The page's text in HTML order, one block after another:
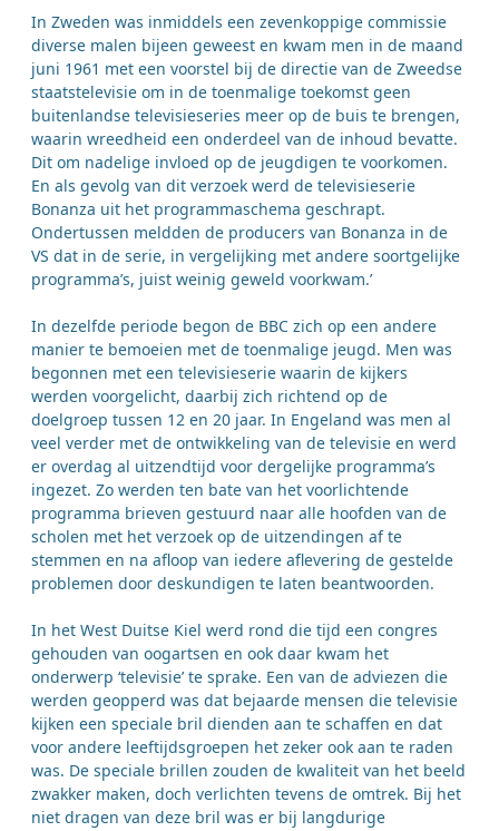
In Zweden was inmiddels een zevenkoppige commissie
diverse malen bijeen geweest en kwam men in de maand
juni 1961 met een voorstel bij de directie van de Zweedse
staatstelevisie om in de toenmalige toekomst geen
buitenlandse televisieseries meer op de buis te brengen,
waarin wreedheid een onderdeel van de inhoud bevatte.
Dit om nadelige invloed op de jeugdigen te voorkomen.
En als gevolg van dit verzoek werd de televisieserie
Bonanza uit het programmaschema geschrapt.
Ondertussen meldden de producers van Bonanza in de
VS dat in de serie, in vergelijking met andere soortgelijke
programma’s, juist weinig geweld voorkwam.’
In dezelfde periode begon de BBC zich op een andere
manier te bemoeien met de toenmalige jeugd. Men was
begonnen met een televisieserie waarin de kijkers
werden voorgelicht, daarbij zich richtend op de
doelgroep tussen 12 en 20 jaar. In Engeland was men al
veel verder met de ontwikkeling van de televisie en werd
er overdag al uitzendtijd voor dergelijke programma’s
ingezet. Zo werden ten bate van het voorlichtende
programma brieven gestuurd naar alle hoofden van de
scholen met het verzoek op de uitzendingen af te
stemmen en na afloop van iedere aflevering de gestelde
problemen door deskundigen te laten beantwoorden.
In het West Duitse Kiel werd rond die tijd een congres
gehouden van oogartsen en ook daar kwam het
onderwerp ‘televisie’ te sprake. Een van de adviezen die
werden geopperd was dat bejaarde mensen die televisie
kijken een speciale bril dienden aan te schaffen en dat
voor andere leeftijdsgroepen het zeker ook aan te raden
was. De speciale brillen zouden de kwaliteit van het beeld
zwakker maken, doch verlichten tevens de omtrek. Bij het
niet dragen van deze bril was er bij langdurige